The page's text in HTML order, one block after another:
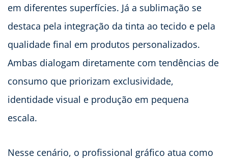
em diferentes superfícies. Já a sublimação se
destaca pela integração da tinta ao tecido e pela
qualidade final em produtos personalizados.
Ambas dialogam diretamente com tendências de
consumo que priorizam exclusividade,
identidade visual e produção em pequena
escala.
Nesse cenário, o profissional gráfico atua como